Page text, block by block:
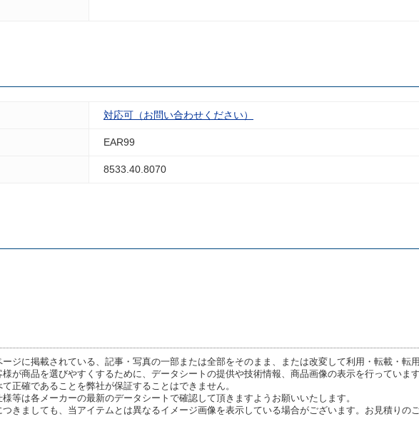
対応可（お問い合わせください）
EAR99
8533.40.8070
ージに掲載されている、記事・写真の一部または全部をそのまま、または改変して利用・転載・転
様が商品を選びやすくするために、データシートの提供や技術情報、商品画像の表示を行っていま
正確であることを弊社が保証することはできません。
等は各メーカーの最新のデータシートで確認して頂きますようお願いいたします。
つきましても、当アイテムとは異なるイメージ画像を表示している場合がございます。お見積りの